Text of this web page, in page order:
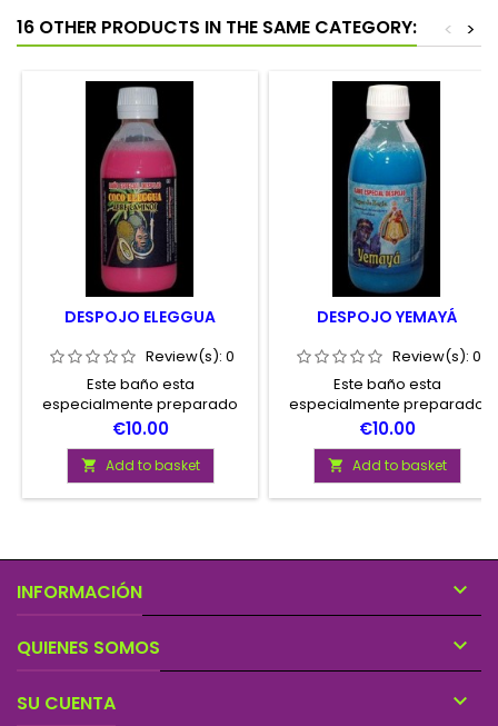
16 OTHER PRODUCTS IN THE SAME CATEGORY: >
<
DESPOJO ELEGGUA
Review(s): 0
Este baño esta
especialmente preparado
para salir adelante de
situaciones dificiles y
complicadas.
Price
€10.00
 Add to basket
DESPOJO YEMAYÁ
Review(s): 0
Este baño esta
especialmente preparado
para atraer a la persona
amada hacia nosotros.
Price
€10.00
 Add to basket
INFORMACIÓN 
QUIENES SOMOS 
SU CUENTA 